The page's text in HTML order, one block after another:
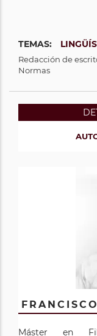
TEMAS:
Redacción de
Normas
Máster en